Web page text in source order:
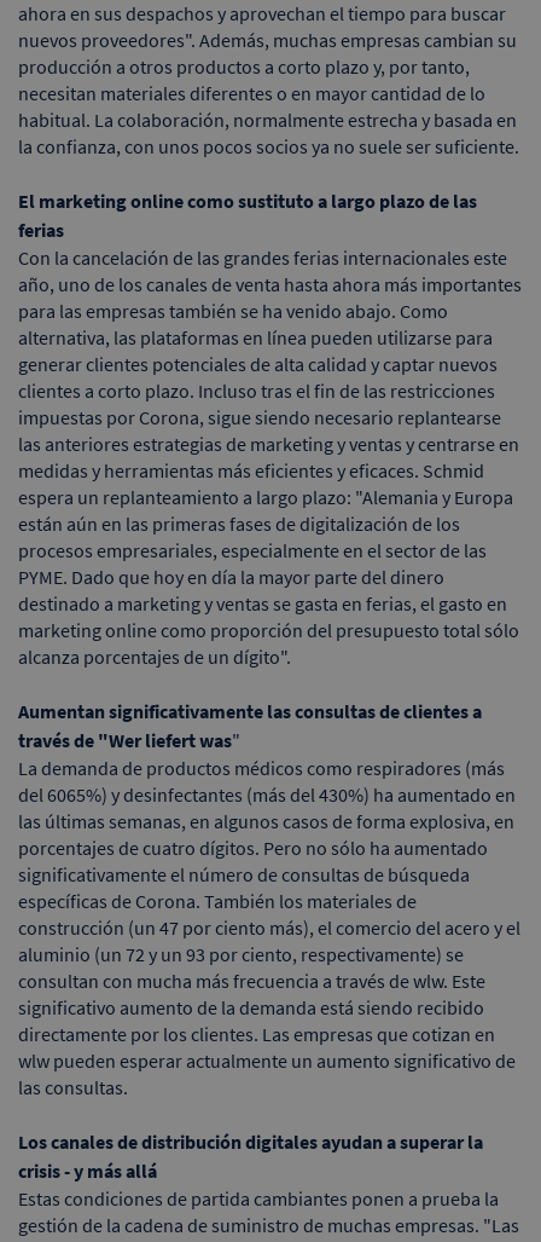
ahora en sus despachos y aprovechan el tiempo para buscar
nuevos proveedores". Además, muchas empresas cambian su
producción a otros productos a corto plazo y, por tanto,
necesitan materiales diferentes o en mayor cantidad de lo
habitual. La colaboración, normalmente estrecha y basada en
la confianza, con unos pocos socios ya no suele ser suficiente.
El marketing online como sustituto a largo plazo de las
ferias
Con la cancelación de las grandes ferias internacionales este
año, uno de los canales de venta hasta ahora más importantes
para las empresas también se ha venido abajo. Como
alternativa, las plataformas en línea pueden utilizarse para
generar clientes potenciales de alta calidad y captar nuevos
clientes a corto plazo. Incluso tras el fin de las restricciones
impuestas por Corona, sigue siendo necesario replantearse
las anteriores estrategias de marketing y ventas y centrarse en
medidas y herramientas más eficientes y eficaces. Schmid
espera un replanteamiento a largo plazo: "Alemania y Europa
están aún en las primeras fases de digitalización de los
procesos empresariales, especialmente en el sector de las
PYME. Dado que hoy en día la mayor parte del dinero
destinado a marketing y ventas se gasta en ferias, el gasto en
marketing online como proporción del presupuesto total sólo
alcanza porcentajes de un dígito".
Aumentan significativamente las consultas de clientes a
través de "Wer liefert was"
La demanda de productos médicos como respiradores (más
del 6065%) y desinfectantes (más del 430%) ha aumentado en
las últimas semanas, en algunos casos de forma explosiva, en
porcentajes de cuatro dígitos. Pero no sólo ha aumentado
significativamente el número de consultas de búsqueda
específicas de Corona. También los materiales de
construcción (un 47 por ciento más), el comercio del acero y el
aluminio (un 72 y un 93 por ciento, respectivamente) se
consultan con mucha más frecuencia a través de wlw. Este
significativo aumento de la demanda está siendo recibido
directamente por los clientes. Las empresas que cotizan en
wlw pueden esperar actualmente un aumento significativo de
las consultas.
Los canales de distribución digitales ayudan a superar la
crisis - y más allá
Estas condiciones de partida cambiantes ponen a prueba la
gestión de la cadena de suministro de muchas empresas. "Las